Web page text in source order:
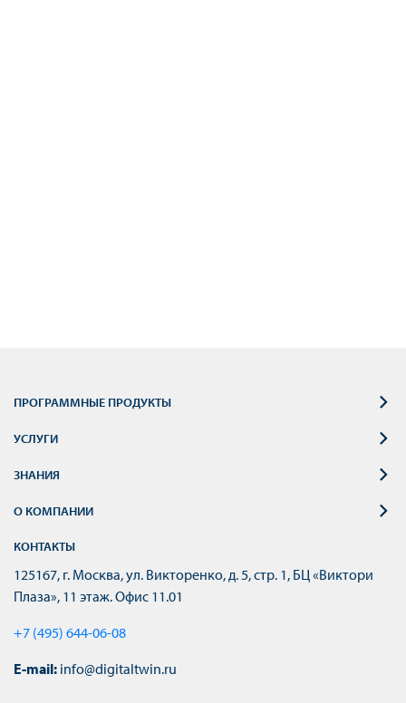
ПРОГРАММНЫЕ ПРОДУКТЫ
УСЛУГИ
ЗНАНИЯ
О КОМПАНИИ
КОНТАКТЫ
125167, г. Москва, ул. Викторенко, д. 5, стр. 1, БЦ «Виктори
Плаза», 11 этаж. Офис 11.01
+7 (495) 644-06-08
E-mail: info@digitaltwin.ru